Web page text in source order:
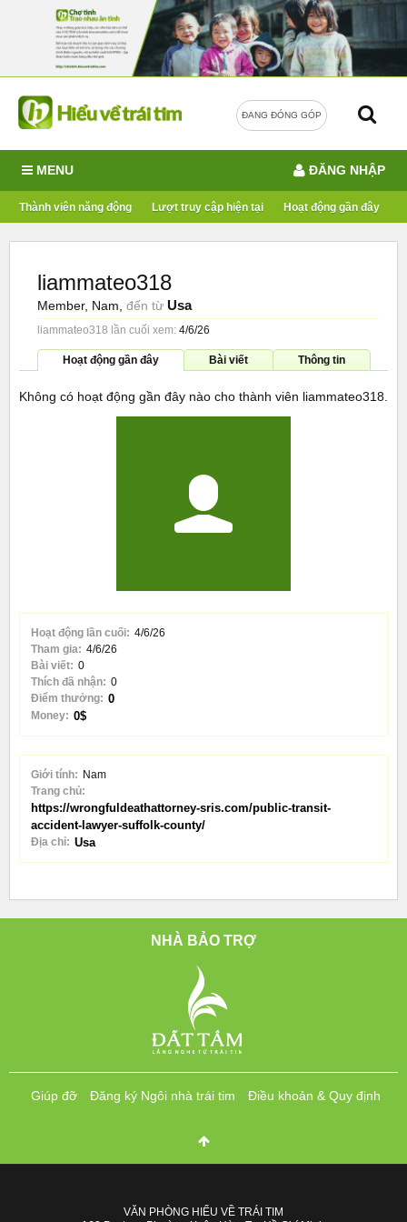
ĐANG ĐÓNG GÓP
MENU
Thành viên năng động Lượt truy cập hiện tại Hoạt động gần đây
ĐĂNG NHẬP
Hoạt động lần cuối: 4/6/26
Tham gia: 4/6/26
Bài viết: 0
Thích đã nhận: 0
Điểm thưởng: 0
Money: 0$
Giới tính: Nam
Trang chủ:
https://wrongfuldeathattorney-sris.com/public-transit-
accident-lawyer-suffolk-county/
Địa chỉ: Usa
liammateo318
Member, Nam, đến từ Usa
liammateo318 lần cuối xem: 4/6/26
Hoạt động gần đây Bài viết Thông tin
Không có hoạt động gần đây nào cho thành viên liammateo318.
NHÀ BẢO TRỢ
Giúp đỡ Đăng ký Ngôi nhà trái tim Điều khoản & Quy định
VĂN PHÒNG HIỂU VỀ TRÁI TIM